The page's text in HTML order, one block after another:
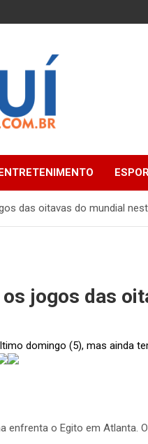
das oitavas do mundial
os jogos das
domingo (5), mas ainda
enfrenta o Egito em